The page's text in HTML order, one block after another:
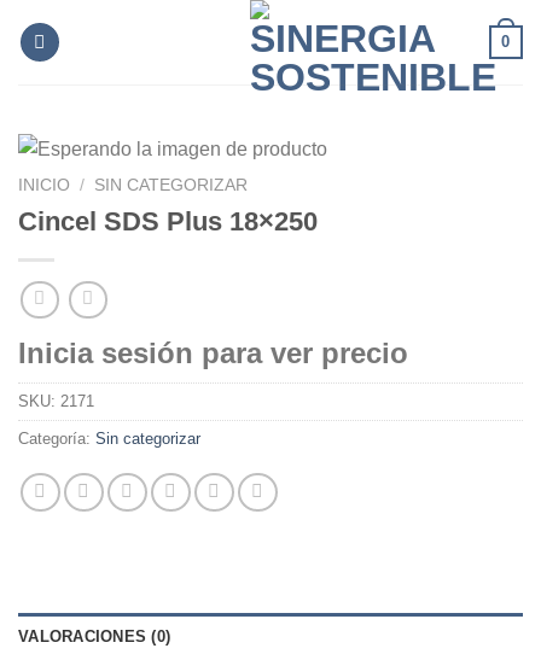
0
INICIO / SIN CATEGORIZAR
Cincel SDS Plus 18×250
Inicia sesión para ver precio
SKU: 2171
Categoría: Sin categorizar
VALORACIONES (0)